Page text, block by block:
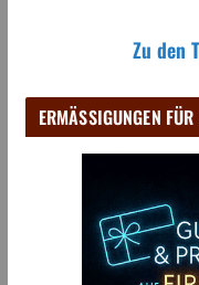
Zu den
ERMÄSSIGUNGEN